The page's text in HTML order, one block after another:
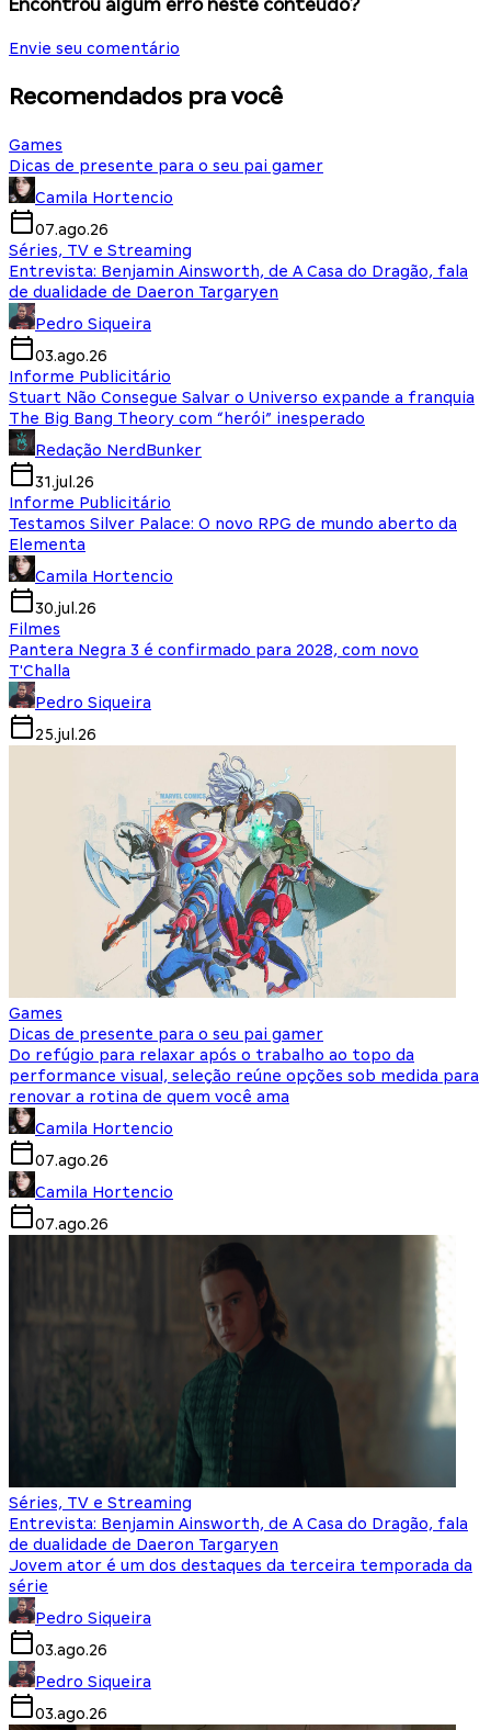
Encontrou algum erro neste conteúdo?
Envie seu comentário
Recomendados pra você
Games
Dicas de presente para o seu pai gamer
Camila Hortencio
07.ago.26
Séries, TV e Streaming
Entrevista: Benjamin Ainsworth, de A Casa do Dragão, fala
de dualidade de Daeron Targaryen
Pedro Siqueira
03.ago.26
Informe Publicitário
Stuart Não Consegue Salvar o Universo expande a franquia
The Big Bang Theory com “herói” inesperado
Redação NerdBunker
31.jul.26
Informe Publicitário
Testamos Silver Palace: O novo RPG de mundo aberto da
Elementa
Camila Hortencio
30.jul.26
Filmes
Pantera Negra 3 é confirmado para 2028, com novo
T'Challa
Pedro Siqueira
25.jul.26
Games
Dicas de presente para o seu pai gamer
Do refúgio para relaxar após o trabalho ao topo da
performance visual, seleção reúne opções sob medida para
renovar a rotina de quem você ama
Camila Hortencio
07.ago.26
Camila Hortencio
07.ago.26
Séries, TV e Streaming
Entrevista: Benjamin Ainsworth, de A Casa do Dragão, fala
de dualidade de Daeron Targaryen
Jovem ator é um dos destaques da terceira temporada da
série
Pedro Siqueira
03.ago.26
Pedro Siqueira
03.ago.26